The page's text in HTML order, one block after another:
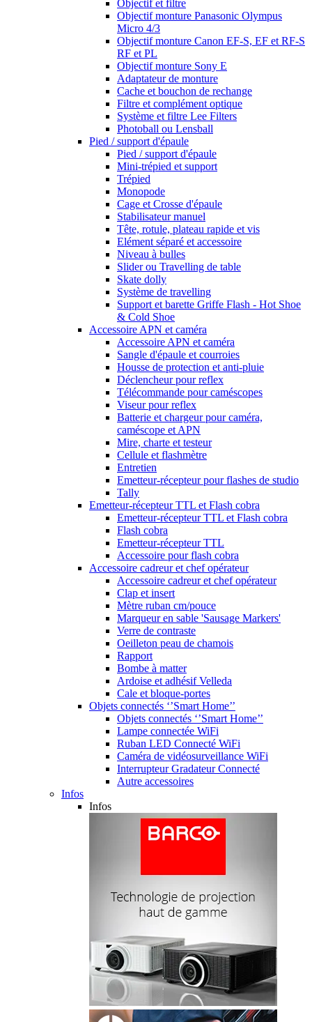
Objectif et filtre
Objectif monture Panasonic Olympus
Micro 4/3
Objectif monture Canon EF-S, EF et RF-S
RF et PL
Objectif monture Sony E
Adaptateur de monture
Cache et bouchon de rechange
Filtre et complément optique
Système et filtre Lee Filters
Photoball ou Lensball
Pied / support d'épaule
Pied / support d'épaule
Mini-trépied et support
Trépied
Monopode
Cage et Crosse d'épaule
Stabilisateur manuel
Tête, rotule, plateau rapide et vis
Elément séparé et accessoire
Niveau à bulles
Slider ou Travelling de table
Skate dolly
Système de travelling
Support et barette Griffe Flash - Hot Shoe
& Cold Shoe
Accessoire APN et caméra
Accessoire APN et caméra
Sangle d'épaule et courroies
Housse de protection et anti-pluie
Déclencheur pour reflex
Télécommande pour caméscopes
Viseur pour reflex
Batterie et chargeur pour caméra,
caméscope et APN
Mire, charte et testeur
Cellule et flashmètre
Entretien
Emetteur-récepteur pour flashes de studio
Tally
Emetteur-récepteur TTL et Flash cobra
Emetteur-récepteur TTL et Flash cobra
Flash cobra
Emetteur-récepteur TTL
Accessoire pour flash cobra
Accessoire cadreur et chef opérateur
Accessoire cadreur et chef opérateur
Clap et insert
Mètre ruban cm/pouce
Marqueur en sable 'Sausage Markers'
Verre de contraste
Oeilleton peau de chamois
Rapport
Bombe à matter
Ardoise et adhésif Velleda
Cale et bloque-portes
Objets connectés ‘’Smart Home’’
Objets connectés ‘’Smart Home’’
Lampe connectée WiFi
Ruban LED Connecté WiFi
Caméra de vidéosurveillance WiFi
Interrupteur Gradateur Connecté
Autre accessoires
Infos
Infos